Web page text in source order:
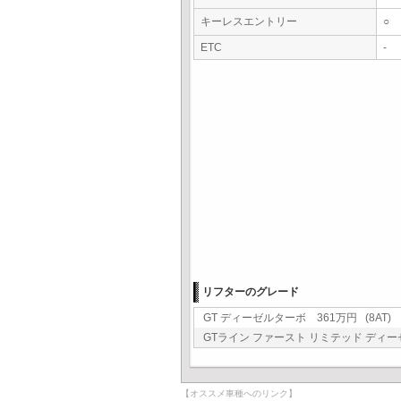
キーレスエントリー ○
ETC -
リフターのグレード
GT ディーゼルターボ 361万円 (8AT)
GTライン ファースト リミテッド ディ
【オススメ車種へのリンク】